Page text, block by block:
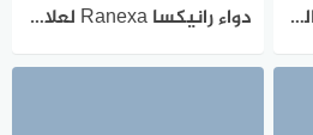
شكل البواسير الخارجية بالصور الحقيقية دواء رانيكسا Ranexa لعلاج الذبحة الصدرية الجرعات والمحاذير